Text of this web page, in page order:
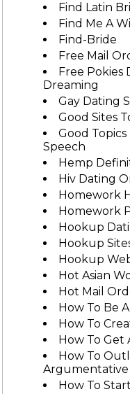
Find Latin
Find Me A
Find-Bride
Free Mail
Free Pokies
Dreaming
Gay Dating
Good Sites
Good
Speech
Hemp
Hiv Dating
Homework
Homework
Hookup
Hookup
Hookup
Hot Asian
Hot Mail
How To Be
How To
How To Get
How To
Argumentative
How To